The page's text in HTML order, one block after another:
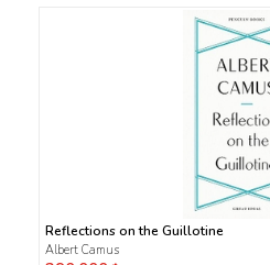
Reflections on the Guillotine
Albert Camus